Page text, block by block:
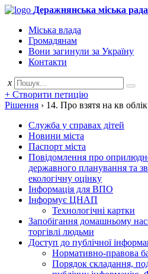
Деражнянська міська рада
Міська влада
Громадянам
Вони загинули за Україну
Контакти
x
+ Створити петицію
Рішення › 14. Про взятя на кв
Служба у справах дітей
Новини міста
Паспорт міста
Повідомлення про
державного планування та
екологічну оцінку
Інформація для ВПО
Інформує ЦНАП
Технологічні картки
Запобігання домашньому
торгівлі людьми
Доступ до публічної
Нормативно-правова
Порядок складання,